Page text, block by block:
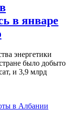
в январе
энергетики
было добыто
и 3,9 млрд